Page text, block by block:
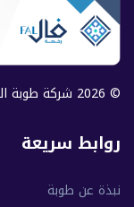
© 2026 شركة طوبة العقارية
روابط سريعة
نبذة عن طوبة